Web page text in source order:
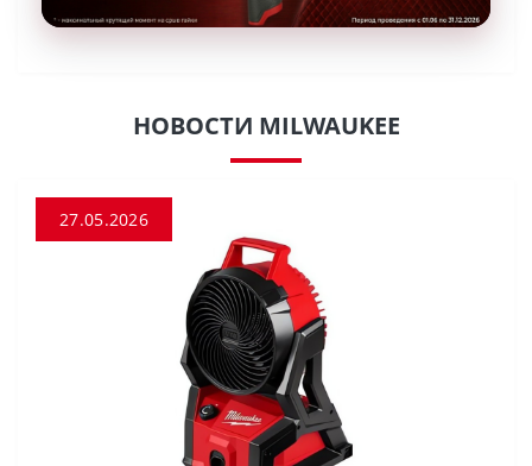
НОВОСТИ MILWAUKEE
27.05.2026